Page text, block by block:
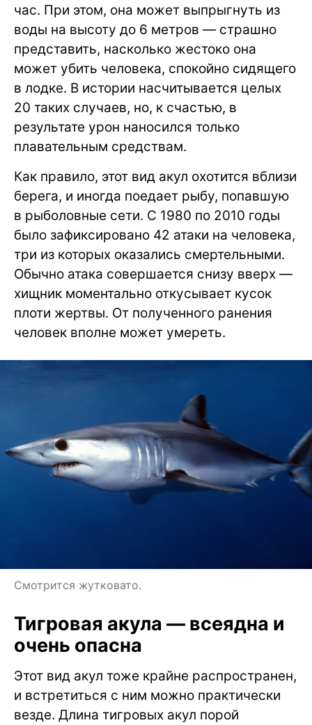
час. При этом, она может выпрыгнуть из
воды на высоту до 6 метров — страшно
представить, насколько жестоко она
может убить человека, спокойно сидящего
в лодке. В истории насчитывается целых
20 таких случаев, но, к счастью, в
результате урон наносился только
плавательным средствам.
Как правило, этот вид акул охотится вблизи
берега, и иногда поедает рыбу, попавшую
в рыболовные сети. С 1980 по 2010 годы
было зафиксировано 42 атаки на человека,
три из которых оказались смертельными.
Обычно атака совершается снизу вверх —
хищник моментально откусывает кусок
плоти жертвы. От полученного ранения
человек вполне может умереть.
Смотрится жутковато.
Тигровая акула — всеядна и
очень опасна
Этот вид акул тоже крайне распространен,
и встретиться с ним можно практически
везде. Длина тигровых акул порой